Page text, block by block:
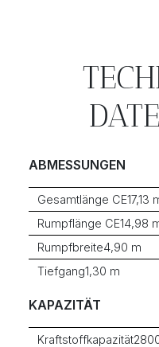
ABMESSUNGEN
Gesamtlänge CE17,13
Rumpflänge CE14,98
Rumpfbreite4,90 m
Tiefgang1,30 m
KAPAZITÄT
Kraftstoffkapazität